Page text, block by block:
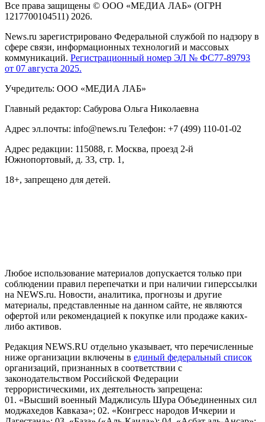
Все права защищены © ООО «МЕДИА ЛАБ» (ОГРН
1217700104511) 2026.
News.ru зарегистрировано Федеральной службой по надзору в
сфере связи, информационных технологий и массовых
коммуникаций. Регистрационный номер ЭЛ № ФС77-89793
от 07 августа 2025.
Учредитель: ООО «МЕДИА ЛАБ»
Главный редактор: Сабурова Ольга Николаевна
Адрес эл.почты: info@news.ru Телефон: +7 (499) 110-01-02
Адрес редакции: 115088, г. Москва, проезд 2-й
Южнопортовый, д. 33, стр. 1,
18+, запрещено для детей.
Любое использование материалов допускается только при
соблюдении правил перепечатки и при наличии гиперссылки
на NEWS.ru. Новости, аналитика, прогнозы и другие
материалы, представленные на данном сайте, не являются
офертой или рекомендацией к покупке или продаже каких-
либо активов.
Редакция NEWS.RU отдельно указывает, что перечисленные
ниже организации включены в единый федеральный список
организаций, признанных в соответствии с
законодательством Российской Федерации
террористическими, их деятельность запрещена:
01. «Высший военный Маджлисуль Шура Объединенных сил
моджахедов Кавказа»; 02. «Конгресс народов Ичкерии и